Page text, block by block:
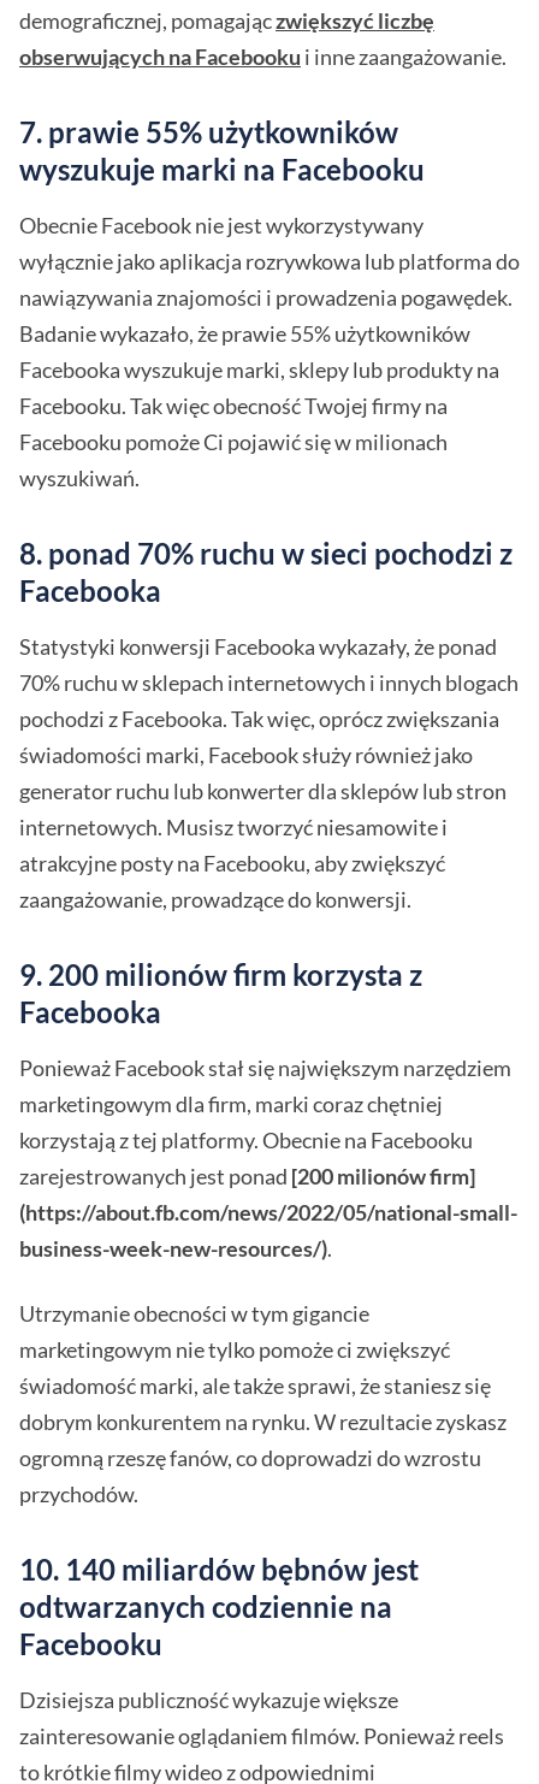
demograficznej, pomagajączwiększyć liczbę
obserwujących na Facebooku i inne zaangażowanie.
7. prawie 55% użytkowników
wyszukuje marki na Facebooku
Obecnie Facebook nie jest wykorzystywany
wyłącznie jako aplikacja rozrywkowa lub platforma do
nawiązywania znajomości i prowadzenia pogawędek.
Badanie wykazało, że prawie 55% użytkowników
Facebooka wyszukuje marki, sklepy lub produkty na
Facebooku. Tak więc obecność Twojej firmy na
Facebooku pomoże Ci pojawić się w milionach
wyszukiwań.
8. ponad 70% ruchu w sieci pochodzi z
Facebooka
Statystyki konwersji Facebooka wykazały, że ponad
70% ruchu w sklepach internetowych i innych blogach
pochodzi z Facebooka. Tak więc, oprócz zwiększania
świadomości marki, Facebook służy również jako
generator ruchu lub konwerter dla sklepów lub stron
internetowych. Musisz tworzyć niesamowite i
atrakcyjne posty na Facebooku, aby zwiększyć
zaangażowanie, prowadzące do konwersji.
9. 200 milionów firm korzysta z
Facebooka
Ponieważ Facebook stał się największym narzędziem
marketingowym dla firm, marki coraz chętniej
korzystają z tej platformy. Obecnie na Facebooku
zarejestrowanych jest ponad [200 milionów firm]
(https://about.fb.com/news/2022/05/national-small-
business-week-new-resources/).
Utrzymanie obecności w tym gigancie
marketingowym nie tylko pomoże ci zwiększyć
świadomość marki, ale także sprawi, że staniesz się
dobrym konkurentem na rynku. W rezultacie zyskasz
ogromną rzeszę fanów, co doprowadzi do wzrostu
przychodów.
10. 140 miliardów bębnów jest
odtwarzanych codziennie na
Facebooku
Dzisiejsza publiczność wykazuje większe
zainteresowanie oglądaniem filmów. Ponieważ reels
to krótkie filmy wideo z odpowiednimi